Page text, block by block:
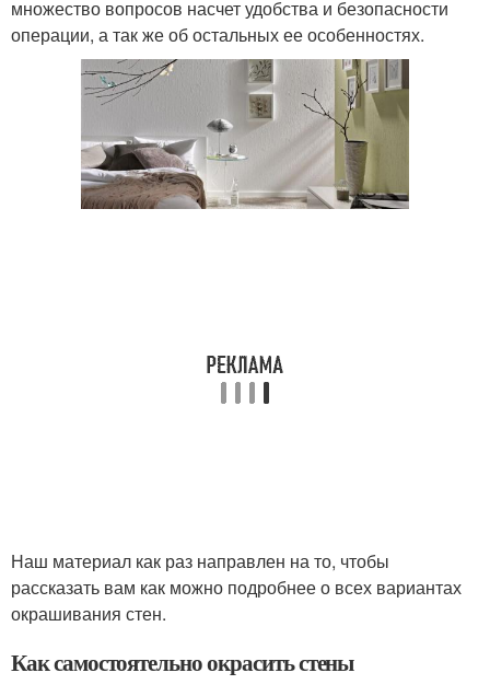
множество вопросов насчет удобства и безопасности
операции, а так же об остальных ее особенностях.
Наш материал как раз направлен на то, чтобы
рассказать вам как можно подробнее о всех вариантах
окрашивания стен.
Как самостоятельно окрасить стены